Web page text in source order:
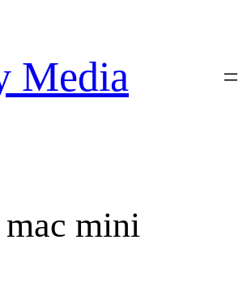
Media
mac mini